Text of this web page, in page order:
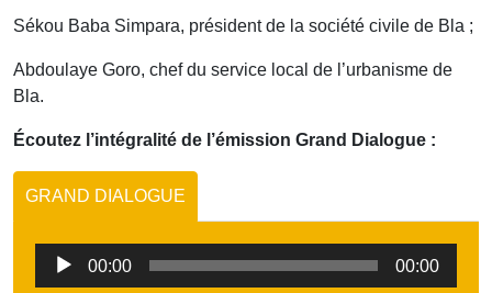
Sékou Baba Simpara, président de la société civile de Bla ;
Abdoulaye Goro, chef du service local de l’urbanisme de
Bla.
Écoutez l’intégralité de l’émission Grand Dialogue :
GRAND DIALOGUE
Lecteur
00:00 00:00